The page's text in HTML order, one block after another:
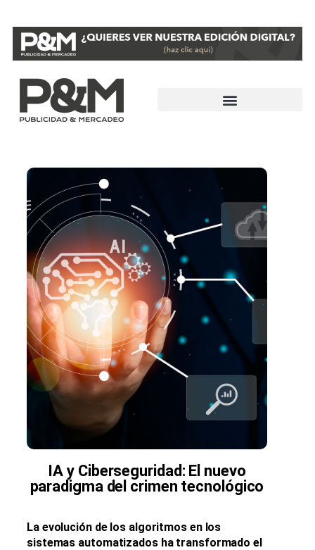
IA y Ciberseguridad: El nuevo
paradigma del crimen tecnológico
La evolución de los algoritmos en los
sistemas automatizados ha transformado el